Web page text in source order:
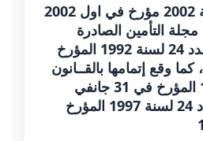
قانون عدد 37 لسنة 2002 مؤرخ في اول 2002
مجلة التأمين الصادرة
بمقتضى القـانون عدد 24 لسنة 1992 المؤرخ
في 9 مارس 1992، كما وقع إتمامها بالقــانون
عدد 10 لسنة 1994 المؤرخ في 31 جانفي
1994 والقـانون عدد 24 لسنة 1997 المؤرخ